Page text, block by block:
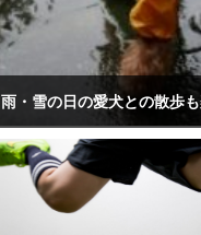
雨・雪の日の愛犬との散歩